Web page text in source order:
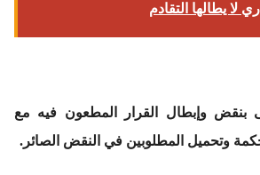
لا يطالها التقادم
بنقض وإبطال القرار المطعون فيه مع
وتحميل المطلوبين في النقض الصائر.